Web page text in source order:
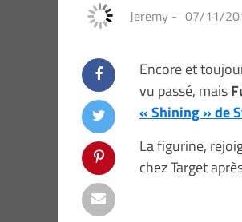
Jeremy - 07/11/
Encore et
vu passé, mais
« Shining » de
La figurine,
chez Target